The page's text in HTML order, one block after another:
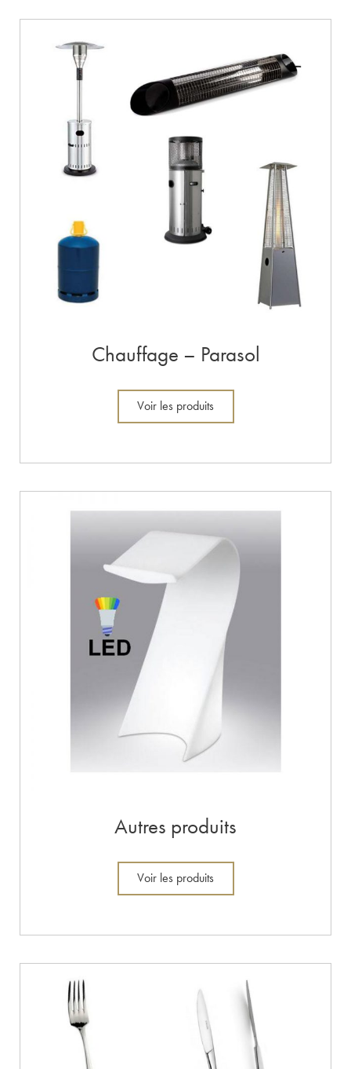
Chauffage – Parasol
Voir les produits
Autres produits
Voir les produits